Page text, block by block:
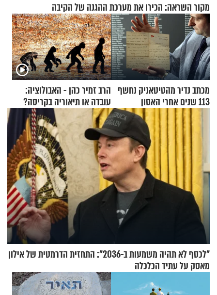
מקור השראה: הכירו את מערכת ההגנה של הקיבה
מכתב נדיר מהטיטאניק נחשף
113 שנים אחרי האסון
הרב זמיר כהן - האבולוציה:
עובדה או תיאוריה בקריסה?
"לכסף לא תהיה משמעות ב-2036": התחזית הדרמטית של אילון
מאסק על עתיד הכלכלה